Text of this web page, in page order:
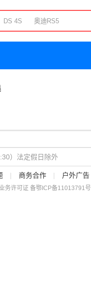
）法定假日除外
| 商务合作 | 户外广告
务许可证 备鄂ICP备11013791号